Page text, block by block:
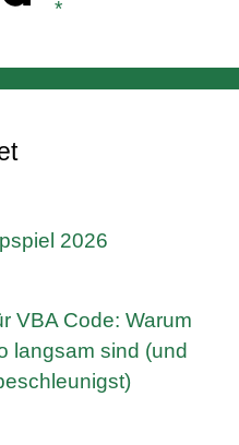
2026
VBA Code: Warum
langsam sind (und